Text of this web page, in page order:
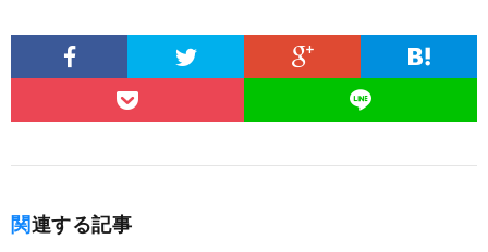
関連する記事